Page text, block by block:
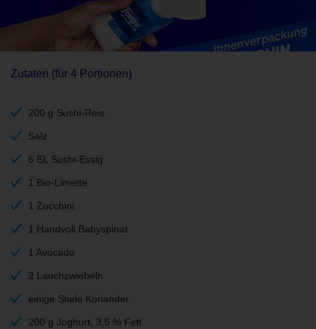
Zutaten (für 4 Portionen)
200 g Sushi-Reis
Salz
6 EL Sushi-Essig
1 Bio-Limette
1 Zucchini
1 Handvoll Babyspinat
1 Avocado
2 Lauchzwiebeln
einige Stiele Koriander
200 g Joghurt, 3,5 % Fett